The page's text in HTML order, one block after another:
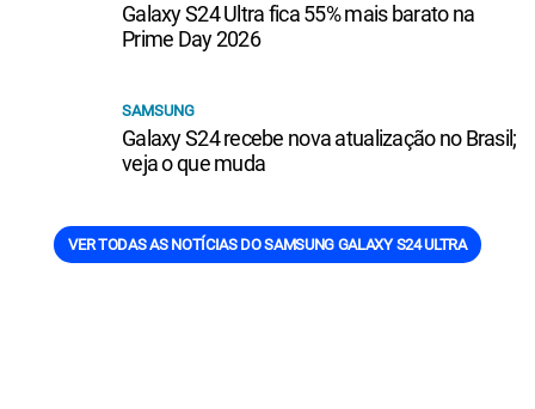
Galaxy S24 Ultra fica 55% mais barato na
Prime Day 2026
SAMSUNG
Galaxy S24 recebe nova atualização no Brasil;
veja o que muda
VER TODAS AS NOTÍCIAS DO SAMSUNG GALAXY S24 ULTRA